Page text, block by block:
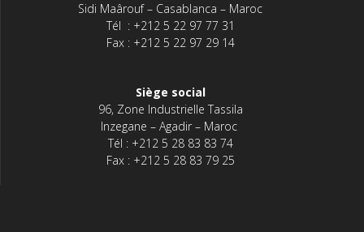
Sidi Maârouf – Casablanca – Maroc
Tél : +212 5 22 97 77 31
Fax : +212 5 22 97 29 14
Siège social
96, Zone Industrielle Tassila
Inzegane – Agadir – Maroc
Tél : +212 5 28 83 83 74
Fax : +212 5 28 83 79 25